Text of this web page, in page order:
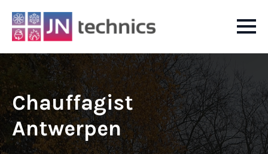
Chauffagist
Antwerpen